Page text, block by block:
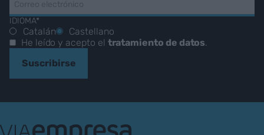
IDIOMA*
Catalán
Castellano
He leído y acepto el tratamiento de datos.
Suscribirse